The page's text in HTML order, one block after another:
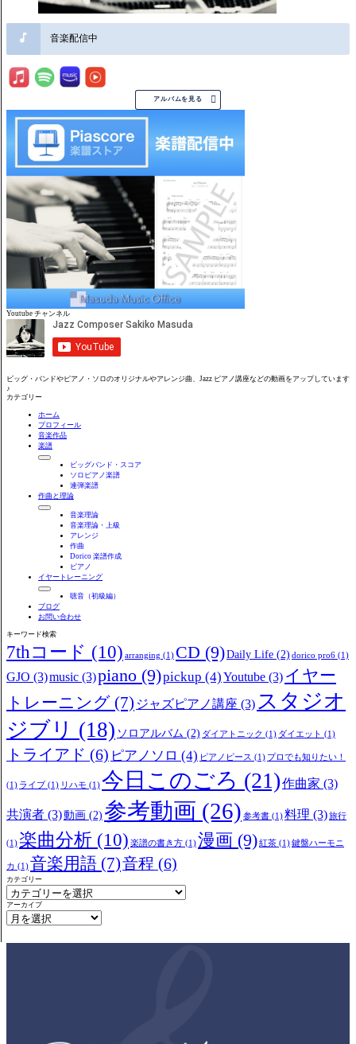
音楽配信中
アルバムを見る 
Youtube チャンネル
ビッグ・バンドやピアノ・ソロのオリジナルやアレンジ曲、Jazz ピアノ講座などの動画をアップしています
♪
カテゴリー
ホーム
プロフィール
音楽作品
楽譜
ビッグバンド・スコア
ソロピアノ楽譜
連弾楽譜
作曲と理論
音楽理論
音楽理論・上級
アレンジ
作曲
Dorico 楽譜作成
ピアノ
イヤートレーニング
聴音（初級編）
ブログ
お問い合わせ
キーワード検索
7thコード (10) arranging (1) CD (9)Daily Life (2) dorico pro6 (1)
GJO (3)music (3)piano (9)pickup (4)Youtube (3) イヤー
トレーニング (7) ジャズピアノ講座 (3) スタジオ
ジブリ (18) ソロアルバム (2) ダイアトニック (1) ダイエット (1)
トライアド (6) ピアノソロ (4) ピアノピース (1) プロでも知りたい！
(1) ライブ (1) リハモ (1)今日このごろ (21)作曲家 (3)
共演者 (3)動画 (2) 参考動画 (26) 参考書 (1)料理 (3)旅行
(1) 楽曲分析 (10) 楽譜の書き方 (1)漫画 (9)紅茶 (1)鍵盤ハーモニ
カ (1)音楽用語 (7)音程 (6)
カテゴリー
アーカイブ